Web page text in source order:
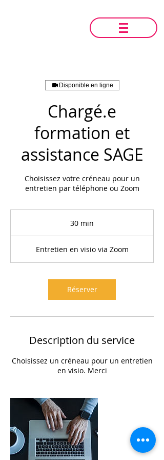
Disponible en ligne
Chargé.e
formation et
assistance SAGE
Choisissez votre créneau pour un
entretien par téléphone ou Zoom
30 min
i
n
Entretien en visio via Zoom
Réserver
Description du service
Choisissez un créneau pour un entretien
en visio. Merci